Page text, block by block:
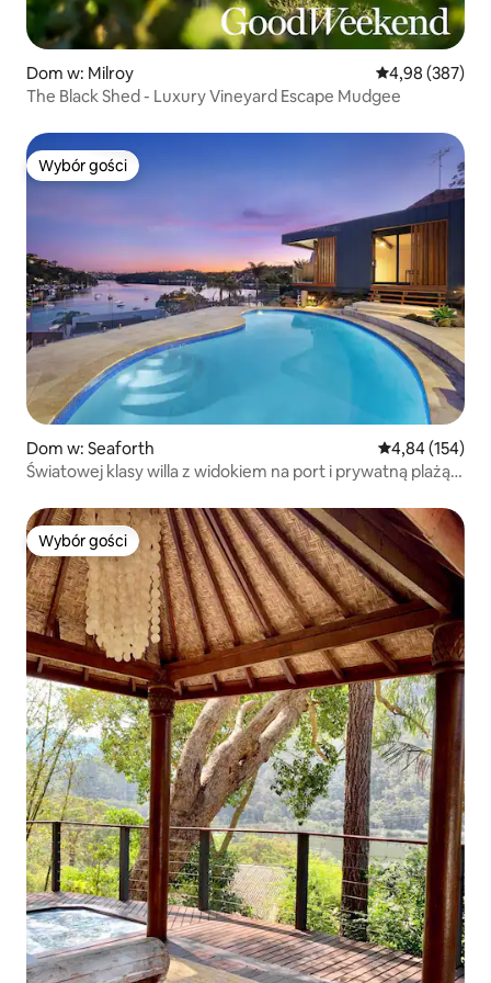
Dom w: Milroy Średnia
4,98 (387)
The Black Shed - Luxury Vineyard Escape Mudgee
Wybór gości
Wybór gości
Dom w: Seaforth Średnia
4,84 (154)
Światowej klasy willa z widokiem na port i prywatną plażą
Wybór gości
Wybór gości